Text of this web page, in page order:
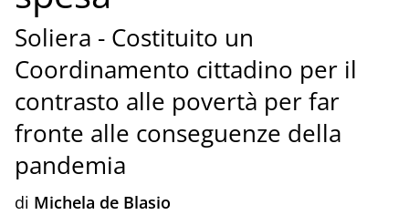
Soliera - Costituito un
Coordinamento cittadino per il
contrasto alle povertà per far
fronte alle conseguenze della
pandemia
di Michela de Blasio